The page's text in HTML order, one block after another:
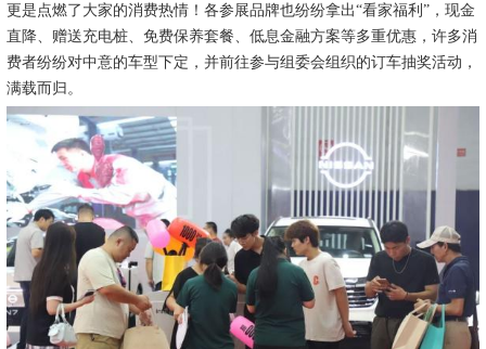
更是点燃了大家的消费热情！各参展品牌也纷纷拿出“看家福利”，现金
直降、赠送充电桩、免费保养套餐、低息金融方案等多重优惠，许多消
费者纷纷对中意的车型下定，并前往参与组委会组织的订车抽奖活动，
满载而归。